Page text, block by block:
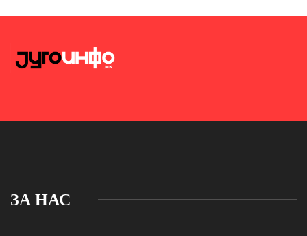
ЗА НАС